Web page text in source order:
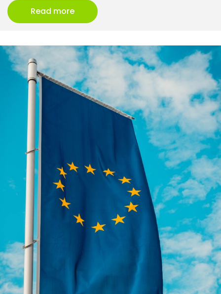
Read more